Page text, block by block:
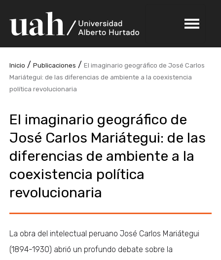
Inicio /Publicaciones /El imaginario geográfico de José Carlos
Mariátegui: de las diferencias de ambiente a la coexistencia
política revolucionaria
El imaginario geográfico de
José Carlos Mariátegui: de las
diferencias de ambiente a la
coexistencia política
revolucionaria
La obra del intelectual peruano José Carlos Mariátegui
(1894-1930) abrió un profundo debate sobre la